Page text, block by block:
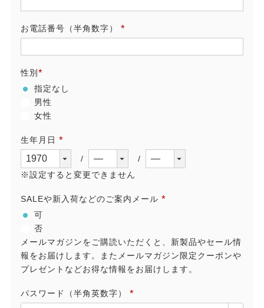
お電話番号（半角数字）
須)
性別
(必
須)
指定なし
男性
女性
生年月日
須)
※設定すると変更できません
SALEや新入荷などのご案内メール
可
否
メールマガジンをご購読いただくと、新製品やセール情
報をお届けします。またメールマガジン限定クーポンや
プレゼントなどお得な情報をお届けします。
パスワード（半角英数字）